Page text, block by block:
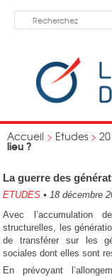
Accueil > Etudes >
lieu ?
La guerre des
ETUDES • 18 décembre
Avec l’accumulation
structurelles, les
de transférer sur les
sociales dont elles sont
En prévoyant